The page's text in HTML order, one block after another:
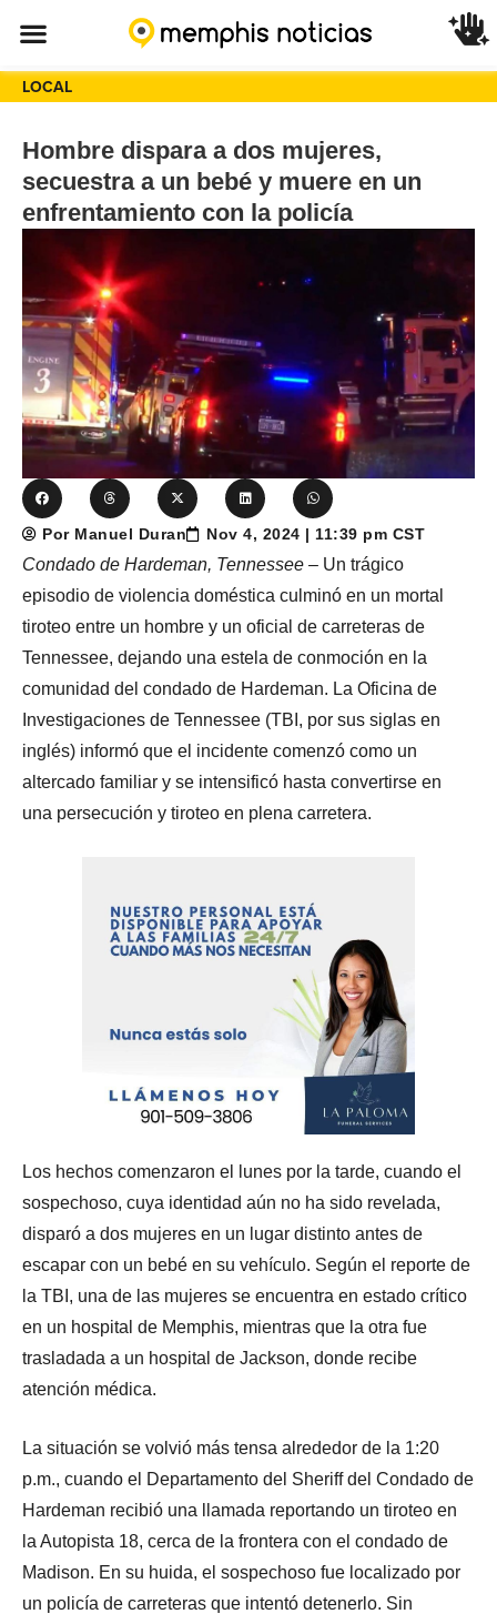
LOCAL
Hombre dispara a dos mujeres,
secuestra a un bebé y muere en un
enfrentamiento con la policía
Por Manuel Duran Nov 4, 2024 | 11:39 pm CST
Condado de Hardeman, Tennessee – Un trágico
episodio de violencia doméstica culminó en un mortal
tiroteo entre un hombre y un oficial de carreteras de
Tennessee, dejando una estela de conmoción en la
comunidad del condado de Hardeman. La Oficina de
Investigaciones de Tennessee (TBI, por sus siglas en
inglés) informó que el incidente comenzó como un
altercado familiar y se intensificó hasta convertirse en
una persecución y tiroteo en plena carretera.
Los hechos comenzaron el lunes por la tarde, cuando el
sospechoso, cuya identidad aún no ha sido revelada,
disparó a dos mujeres en un lugar distinto antes de
escapar con un bebé en su vehículo. Según el reporte de
la TBI, una de las mujeres se encuentra en estado crítico
en un hospital de Memphis, mientras que la otra fue
trasladada a un hospital de Jackson, donde recibe
atención médica.
La situación se volvió más tensa alrededor de la 1:20
p.m., cuando el Departamento del Sheriff del Condado de
Hardeman recibió una llamada reportando un tiroteo en
la Autopista 18, cerca de la frontera con el condado de
Madison. En su huida, el sospechoso fue localizado por
un policía de carreteras que intentó detenerlo. Sin